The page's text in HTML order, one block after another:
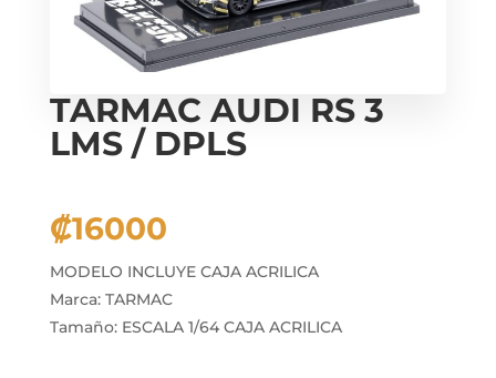
TARMAC AUDI RS 3
LMS / DPLS
₡16000
MODELO INCLUYE CAJA ACRILICA
Marca: TARMAC
Tamaño: ESCALA 1/64 CAJA ACRILICA